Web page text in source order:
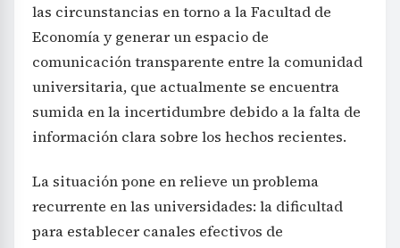
las circunstancias en torno a la Facultad de
Economía y generar un espacio de
comunicación transparente entre la comunidad
universitaria, que actualmente se encuentra
sumida en la incertidumbre debido a la falta de
información clara sobre los hechos recientes.
La situación pone en relieve un problema
recurrente en las universidades: la dificultad
para establecer canales efectivos de